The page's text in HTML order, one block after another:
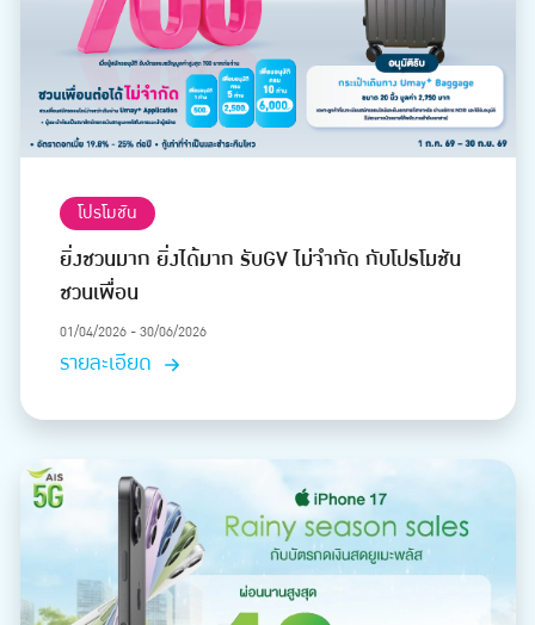
โปรโมชัน
ยิ่งชวนมาก ยิ่งได้มาก รับGV ไม่จำกัด กับโปรโมชัน
ชวนเพื่อน
01/04/2026 - 30/06/2026
รายละเอียด